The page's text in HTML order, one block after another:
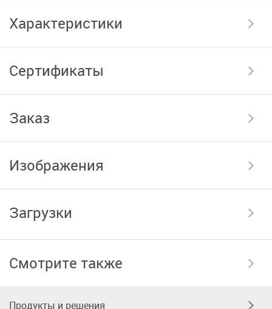
Характеристики
Сертификаты
Заказ
Изображения
Загрузки
Смотрите также
Продукты и решения